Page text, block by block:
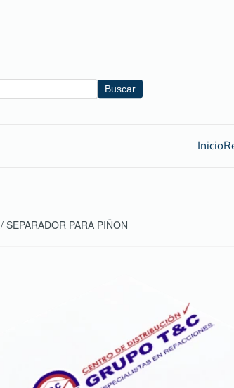
Buscar
Inicio
/ SEPARADOR PARA PIÑON